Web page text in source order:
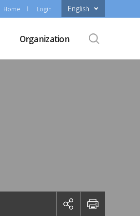
Home Login English
Organization